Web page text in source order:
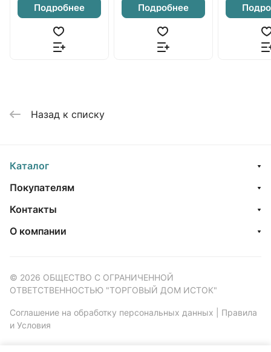
Подробнее Подробнее
Назад к списку
Каталог
Покупателям
Контакты
О компании
© 2026 ОБЩЕСТВО С ОГРАНИЧЕННОЙ
ОТВЕТСТВЕННОСТЬЮ "ТОРГОВЫЙ ДОМ ИСТОК"
Соглашение на обработку персональных данных
Правила
и Условия